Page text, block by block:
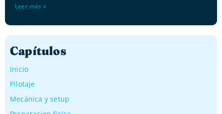
Leer más »
Capítulos
Inicio
Pilotaje
Mecánica y setup